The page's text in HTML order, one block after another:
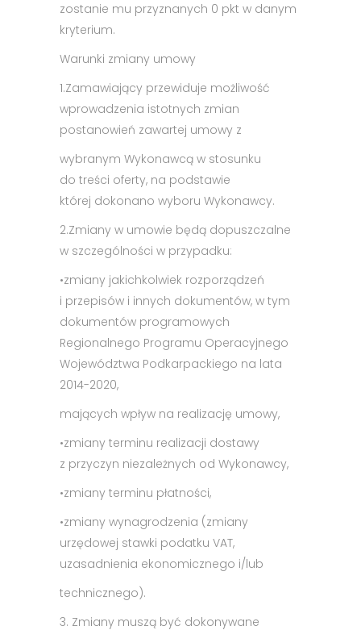
zostanie mu przyznanych 0 pkt w danym
kryterium.
Warunki zmiany umowy
1.Zamawiający przewiduje możliwość
wprowadzenia istotnych zmian
postanowień zawartej umowy z
wybranym Wykonawcą w stosunku
do treści oferty, na podstawie
której dokonano wyboru Wykonawcy.
2.Zmiany w umowie będą dopuszczalne
w szczególności w przypadku:
•zmiany jakichkolwiek rozporządzeń
i przepisów i innych dokumentów, w tym
dokumentów programowych
Regionalnego Programu Operacyjnego
Województwa Podkarpackiego na lata
2014-2020,
mających wpływ na realizację umowy,
•zmiany terminu realizacji dostawy
z przyczyn niezależnych od Wykonawcy,
•zmiany terminu płatności,
•zmiany wynagrodzenia (zmiany
urzędowej stawki podatku VAT,
uzasadnienia ekonomicznego i/lub
technicznego).
3. Zmiany muszą być dokonywane